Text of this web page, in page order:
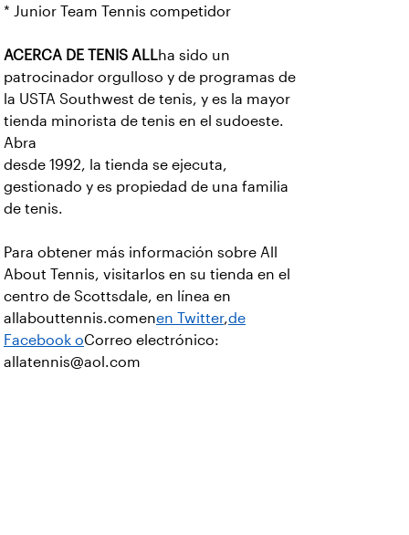
* Junior Team Tennis competidor
ACERCA DE TENIS ALLha sido un
patrocinador orgulloso y de programas de
la USTA Southwest de tenis, y es la mayor
tienda minorista de tenis en el sudoeste.
Abra
desde 1992, la tienda se ejecuta,
gestionado y es propiedad de una familia
de tenis.
Para obtener más información sobre All
About Tennis, visitarlos en su tienda en el
centro de Scottsdale, en línea en
allabouttennis.comenen Twitter,de
Facebook oCorreo electrónico:
allatennis@aol.com